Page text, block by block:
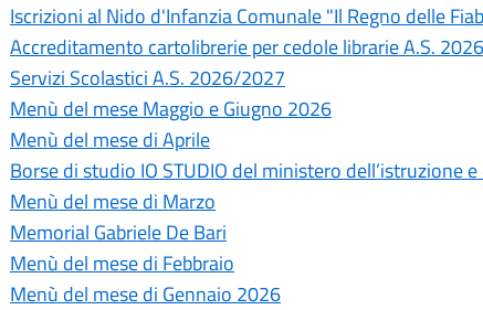
Iscrizioni al Nido d'Infanzia Comunale "Il Regno delle
Accreditamento cartolibrerie per cedole librarie A.S.
Servizi Scolastici A.S. 2026/2027
Menù del mese Maggio e Giugno 2026
Menù del mese di Aprile
Borse di studio IO STUDIO del ministero dell’istruzione
Menù del mese di Marzo
Memorial Gabriele De Bari
Menù del mese di Febbraio
Menù del mese di Gennaio 2026